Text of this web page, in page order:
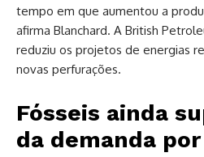
tempo em que aumentou a
afirma Blanchard. A British
reduziu os projetos de energias
novas perfurações.
Fósseis ainda
da demanda